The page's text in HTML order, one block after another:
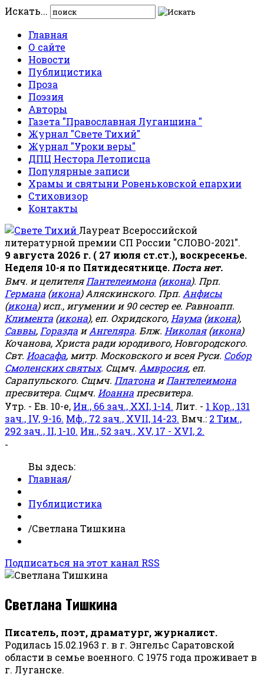
Искать...
Главная
О сайте
Новости
Публицистика
Проза
Поэзия
Авторы
Газета "Православная Луганщина "
Журнал "Свете Тихий"
Журнал "Уроки веры"
ДПЦ Нестора Летописца
Популярные записи
Храмы и святыни Ровеньковской епархии
Стиховизор
Контакты
Лауреат Всероссийской
литературной премии СП России "СЛОВО-2021".
9 августа 2026 г. ( 27 июля ст.ст.), воскресенье.
Неделя 10-я по Пятидесятнице. Поста нет.
Вмч. и целителяПантелеимона (икона). Прп.
Германа (икона) Аляскинского. Прп. Анфисы
(икона) исп., игумении и 90 сестер ее. Равноапп.
Климента (икона), еп. Охридского, Наума (икона),
Саввы, Горазда иАнгеляра. Блж. Николая(икона)
Кочанова, Христа ради юродивого, Новгородского.
Свт. Иоасафа, митр. Московского и всея Руси. Собор
Смоленских святых. Сщмч. Амвросия, еп.
Сарапульского. Сщмч. Платона иПантелеимона
пресвитера. Сщмч. Иоанна пресвитера.
Утр. - Ев. 10-е, Ин., 66 зач., XXI, 1-14. Лит. - 1 Кор., 131
зач., IV, 9-16. Мф., 72 зач., XVII, 14-23. Вмч.: 2 Тим.,
292 зач., II, 1-10. Ин., 52 зач., XV, 17 - XVI, 2.
-
Вы здесь:
Главная/
Публицистика
/Светлана Тишкина
Подписаться на этот канал RSS
Светлана Тишкина
Писатель, поэт, драматург, журналист.
Родилась 15.02.1963 г. в г. Энгельс Саратовской
области в семье военного. С 1975 года проживает в
г. Луганске.